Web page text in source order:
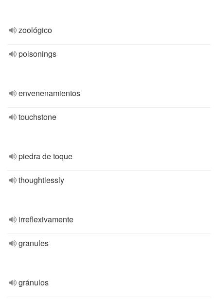
zoológico
poisonings
envenenamientos
touchstone
piedra de toque
thoughtlessly
irreflexivamente
granules
gránulos